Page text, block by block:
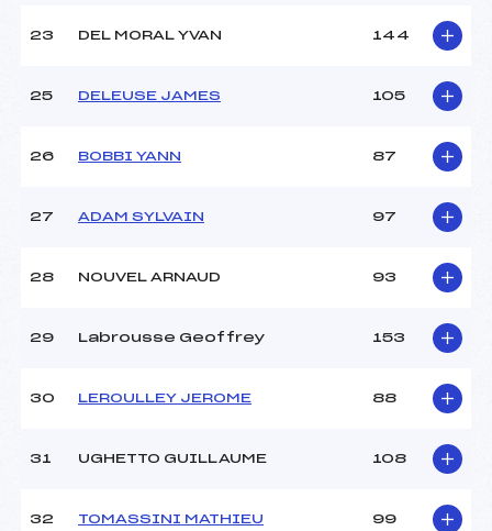
23 DEL MORAL YVAN 144
25 DELEUSE JAMES 105
26 BOBBI YANN 87
27 ADAM SYLVAIN 97
28 NOUVEL ARNAUD 93
29 Labrousse Geoffrey 153
30 LEROULLEY JEROME 88
31 UGHETTO GUILLAUME 108
32 TOMASSINI MATHIEU 99